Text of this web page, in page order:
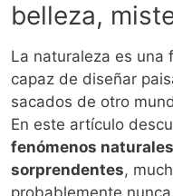
belleza,
La naturaleza es una
capaz de diseñar
sacados de otro
En este artículo
fenómenos
sorprendentes,
probablemente